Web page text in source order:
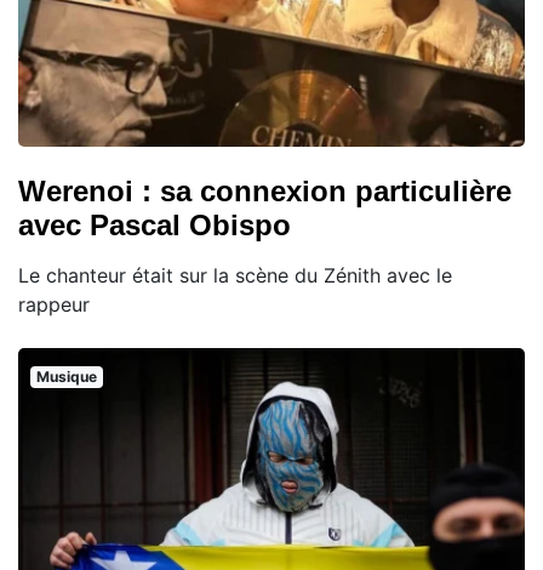
Werenoi : sa connexion particulière
avec Pascal Obispo
Le chanteur était sur la scène du Zénith avec le
rappeur
Musique